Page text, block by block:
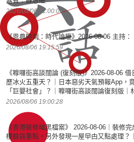
2026/08/06 21:00:05
《恩典時刻：時代論壇》2026-08-06 主持
2026/08/06 19:15:59
《嚤囉街高談闊論 (復刻版)》2026-08-06
歷冰火五重天？｜日本惡劣天氣預報App，
「巨嬰社會」？｜嚤囉街高談闊論復刻版
2026/08/06 19:00:28
《香港裝修暗黑檔案》 2026-08-06｜裝修
樓驗貨重點。另外發現一屋曱甴又點處理？